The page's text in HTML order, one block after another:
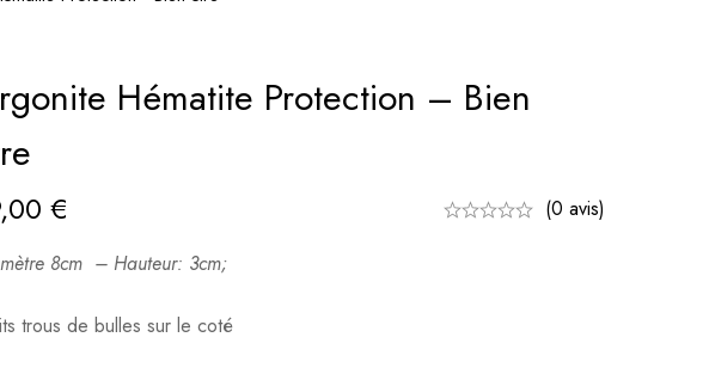
Hématite Protection – Bien
€
(0 avis)
8cm – Hauteur: 3cm;
trous de bulles sur le coté